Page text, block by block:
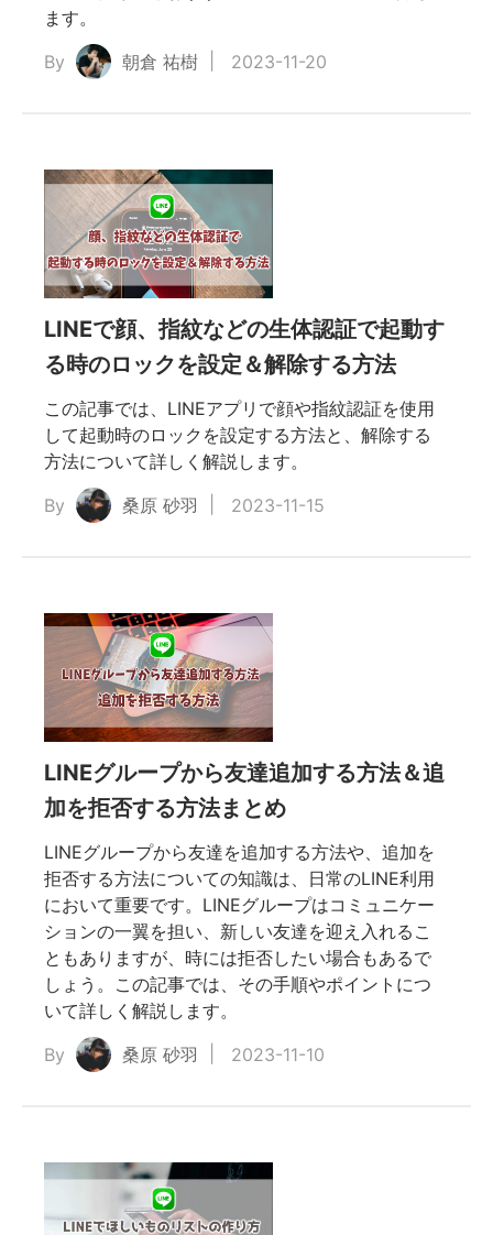
ます。
By
朝倉 祐樹 2023-11-20
LINEで顔、指紋などの生体認証で起動す
る時のロックを設定＆解除する方法
この記事では、LINEアプリで顔や指紋認証を使用
して起動時のロックを設定する方法と、解除する
方法について詳しく解説します。
By
桑原 砂羽 2023-11-15
LINEグループから友達追加する方法＆追
加を拒否する方法まとめ
LINEグループから友達を追加する方法や、追加を
拒否する方法についての知識は、日常のLINE利用
において重要です。LINEグループはコミュニケー
ションの一翼を担い、新しい友達を迎え入れるこ
ともありますが、時には拒否したい場合もあるで
しょう。この記事では、その手順やポイントにつ
いて詳しく解説します。
By
桑原 砂羽 2023-11-10